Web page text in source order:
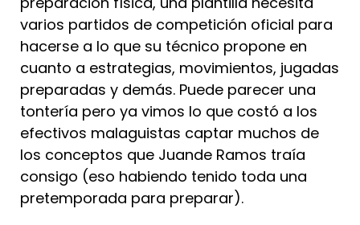
varios partidos de competición oficial para
hacerse a lo que su técnico propone en
cuanto a estrategias, movimientos, jugadas
preparadas y demás. Puede parecer una
tontería pero ya vimos lo que costó a los
efectivos malaguistas captar muchos de
los conceptos que Juande Ramos traía
consigo (eso habiendo tenido toda una
pretemporada para preparar).